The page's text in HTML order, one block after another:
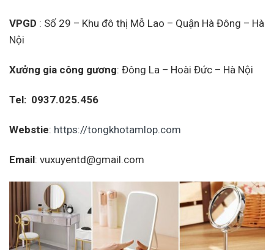
VPGD : Số 29 – Khu đô thị Mỗ Lao – Quận Hà Đông – Hà
Nội
Xưởng gia công gương: Đông La – Hoài Đức – Hà Nội
Tel: 0937.025.456
Webstie: https://tongkhotamlop.com
Email: vuxuyentd@gmail.com